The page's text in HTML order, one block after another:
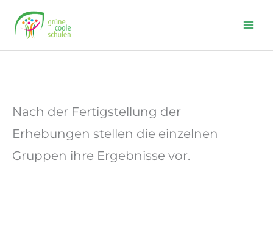
content
Nach der Fertigstellung der
Erhebungen stellen die einzelnen
Gruppen ihre Ergebnisse vor.